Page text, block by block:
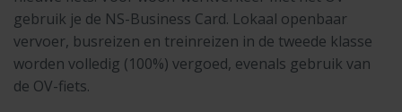
gebruik je de NS-Business Card. Lokaal openbaar
vervoer, busreizen en treinreizen in de tweede klasse
worden volledig (100%) vergoed, evenals gebruik van
de OV-fiets.